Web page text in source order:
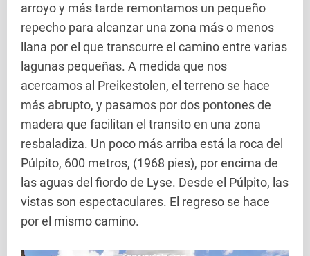
arroyo y más tarde remontamos un pequeño
repecho para alcanzar una zona más o menos
llana por el que transcurre el camino entre varias
lagunas pequeñas. A medida que nos
acercamos al Preikestolen, el terreno se hace
más abrupto, y pasamos por dos pontones de
madera que facilitan el transito en una zona
resbaladiza. Un poco más arriba está la roca del
Púlpito, 600 metros, (1968 pies), por encima de
las aguas del fiordo de Lyse. Desde el Púlpito, las
vistas son espectaculares. El regreso se hace
por el mismo camino.